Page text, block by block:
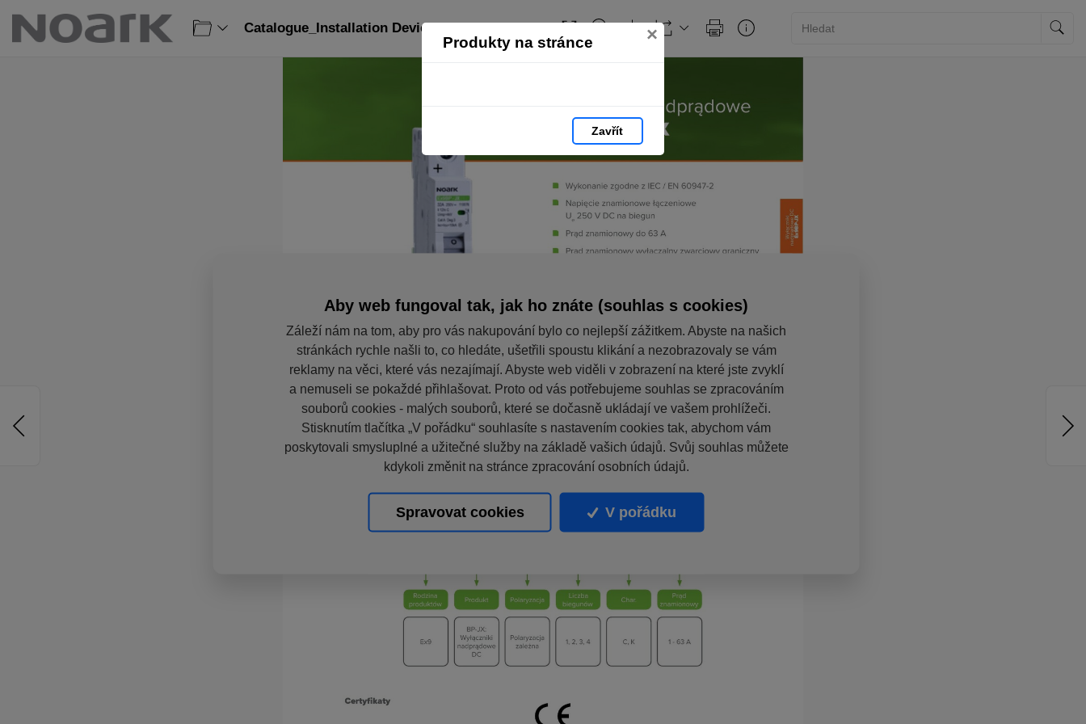
Produkty na stránce ×
Zavřít
Catalogue_Installation Devices_PL: strana 37
Aby web fungoval tak, jak ho znáte (souhlas s cookies)
Záleží nám na tom, aby pro vás nakupování bylo co nejlepší zážitkem. Abyste na našich
stránkách rychle našli to, co hledáte, ušetřili spoustu klikání a nezobrazovaly se vám
reklamy na věci, které vás nezajímají. Abyste web viděli v zobrazení na které jste zvyklí
a nemuseli se pokaždé přihlašovat. Proto od vás potřebujeme souhlas se zpracováním
souborů cookies - malých souborů, které se dočasně ukládají ve vašem prohlížeči.
Stisknutím tlačítka „V pořádku“ souhlasíte s nastavením cookies tak, abychom vám
poskytovali smysluplné a užitečné služby na základě vašich údajů. Svůj souhlas můžete
kdykoli změnit na stránce zpracování osobních údajů.
Spravovat cookies V pořádku